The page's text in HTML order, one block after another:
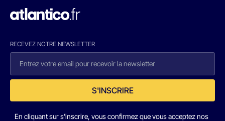
RECEVEZ NOTRE NEWSLETTER
S'INSCRIRE
En cliquant sur s'inscrire, vous confirmez que vous acceptez nos